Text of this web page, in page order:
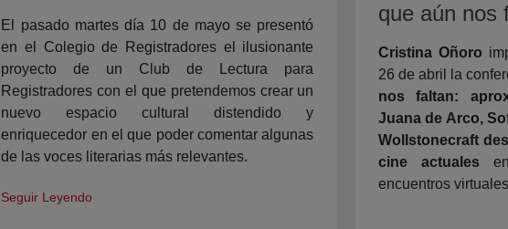
El pasado martes día 10 de mayo se presentó
en el Colegio de Registradores el ilusionante
proyecto de un Club de Lectura para
Registradores con el que pretendemos crear un
nuevo espacio cultural distendido y
enriquecedor en el que poder comentar algunas
de las voces literarias más relevantes.
Seguir Leyendo
que aún nos
conferencia
Cristina Oñoro
26 de abril la
nos faltan:
Juana de Arco,
Wollstonecraft
cine actuales
encuentros